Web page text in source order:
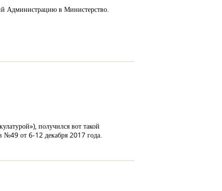
Администрацию в Министерство.
получился вот такой
№49 от 6-12 декабря 2017 года.